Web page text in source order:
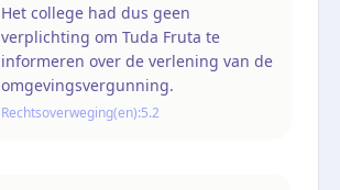
Het college had dus geen
verplichting om Tuda Fruta te
informeren over de verlening van de
omgevingsvergunning.
Rechtsoverweging(en):5.2